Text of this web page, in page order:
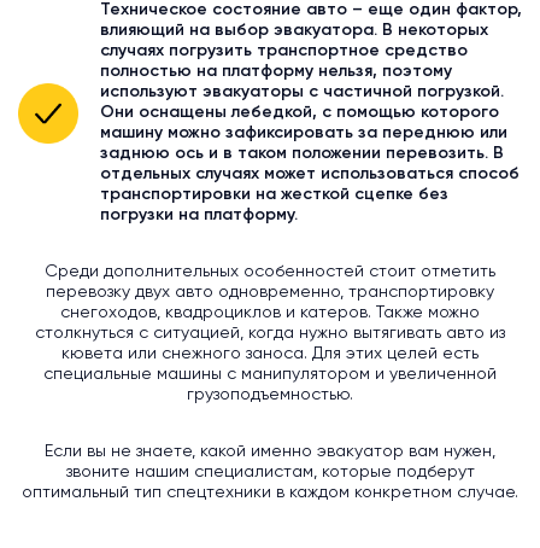
Техническое состояние авто – еще один фактор,
влияющий на выбор эвакуатора. В некоторых
случаях погрузить транспортное средство
полностью на платформу нельзя, поэтому
используют эвакуаторы с частичной погрузкой.
Они оснащены лебедкой, с помощью которого
машину можно зафиксировать за переднюю или
заднюю ось и в таком положении перевозить. В
отдельных случаях может использоваться способ
транспортировки на жесткой сцепке без
погрузки на платформу.
Среди дополнительных особенностей стоит отметить
перевозку двух авто одновременно, транспортировку
снегоходов, квадроциклов и катеров. Также можно
столкнуться с ситуацией, когда нужно вытягивать авто из
кювета или снежного заноса. Для этих целей есть
специальные машины с манипулятором и увеличенной
грузоподъемностью.
Если вы не знаете, какой именно эвакуатор вам нужен,
звоните нашим специалистам, которые подберут
оптимальный тип спецтехники в каждом конкретном случае.